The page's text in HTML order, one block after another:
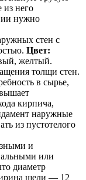
из него
нужно
стен с
Цвет:
желтый.
толщи стен.
в сырье,
кирпича,
наружные
из пустотелого
и
или
диаметр
щели — 12